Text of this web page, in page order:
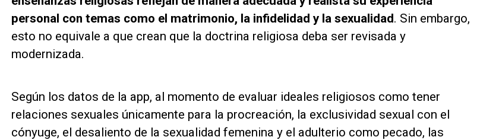
personal con temas como el matrimonio, la infidelidad y la sexualidad. Sin embargo,
esto no equivale a que crean que la doctrina religiosa deba ser revisada y
modernizada.
Según los datos de la app, al momento de evaluar ideales religiosos como tener
relaciones sexuales únicamente para la procreación, la exclusividad sexual con el
cónyuge, el desaliento de la sexualidad femenina y el adulterio como pecado, las